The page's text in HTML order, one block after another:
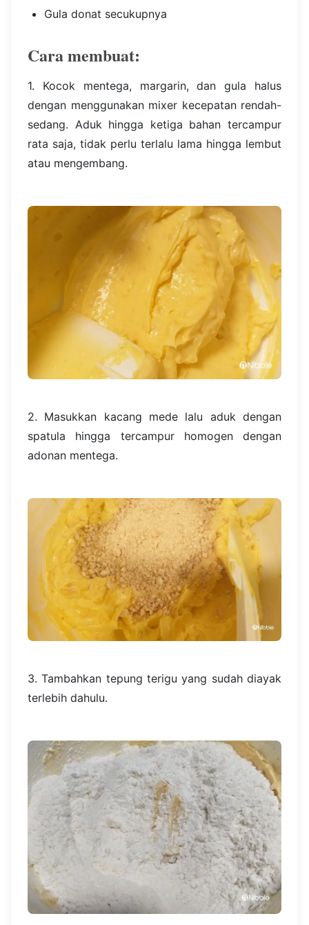
Gula donat secukupnya
Cara membuat:
1. Kocok mentega, margarin, dan gula halus
dengan menggunakan mixer kecepatan rendah-
sedang. Aduk hingga ketiga bahan tercampur
rata saja, tidak perlu terlalu lama hingga lembut
atau mengembang.
2. Masukkan kacang mede lalu aduk dengan
spatula hingga tercampur homogen dengan
adonan mentega.
3. Tambahkan tepung terigu yang sudah diayak
terlebih dahulu.